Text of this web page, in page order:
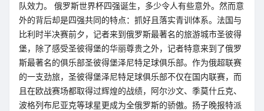
队效力。 俄罗斯世界杯四强诞生，多少令人有些意外。然而意
外的背后却是四强共同的特点：抓好且落实青训体系。法国与
比利时半决赛前夕，记者来到俄罗斯最著名的旅游城市圣彼得
堡，除了感受圣彼得堡的华丽尊贵之外，记者特意来到了俄罗
斯最著名的俱乐部圣彼得堡泽尼特足球俱乐部。作为俄超联赛
的一支劲旅，圣彼得堡泽尼特足球俱乐部不仅在国内联赛，而
且在欧战赛场都取得过辉煌的战绩，阿尔沙文、季莫什丘克、
波格列布尼亚克等球星更成为全俄罗斯的骄傲。扬子晚报特派